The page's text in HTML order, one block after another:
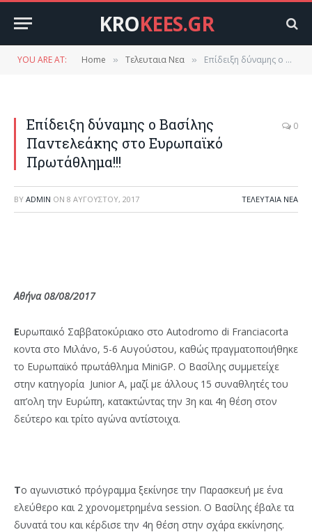
KROKEES.GR
YOU ARE AT: Home » Τελευταια Νεα » Επίδειξη δύναμης ο Βασίλης Παντελεάκης στο Ευρωπαϊκό Πρωτάθλημα!!!
Επίδειξη δύναμης ο Βασίλης
Παντελεάκης στο Ευρωπαϊκό
Πρωτάθλημα!!!
0
BY ADMIN ON 8 ΑΥΓΟΎΣΤΟΥ, 2017 ΤΕΛΕΥΤΑΙΑ ΝΕΑ
Αθήνα 08/08/2017
Ευρωπαικό Σαββατοκύριακο στο Autodromo di Franciacorta
κοντα στο Μιλάνο, 5-6 Αυγούστου, καθώς πραγματοποιήθηκε
το Ευρωπαϊκό πρωτάθλημα MiniGP. O Βασίλης συμμετείχε
στην κατηγορία Junior A, μαζί με άλλους 15 συναθλητές του
απ’ολη την Ευρώπη, κατακτώντας την 3η και 4η θέση στον
δεύτερο και τρίτο αγώνα αντίστοιχα.
Το αγωνιστικό πρόγραμμα ξεκίνησε την Παρασκευή με ένα
ελεύθερο και 2 χρονομετρημένα session. Ο Βασίλης έβαλε τα
δυνατά του και κέρδισε την 4η θέση στην σχάρα εκκίνησης.